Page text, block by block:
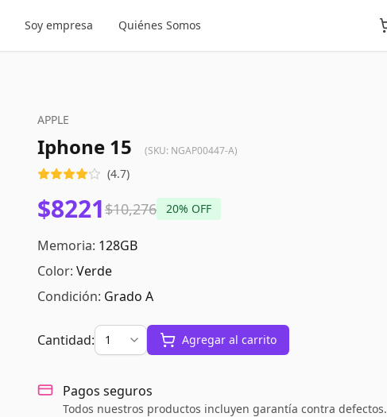
Soy empresa Quiénes Somos
APPLE
Iphone 15 (SKU: NGAP00447-A)
(4.7)
$8221$10,276 20% OFF
Memoria: 128GB
Color: Verde
Condición: Grado A
Cantidad: Agregar al carrito
Pagos seguros
Todos nuestros productos incluyen garantía contra defectos.